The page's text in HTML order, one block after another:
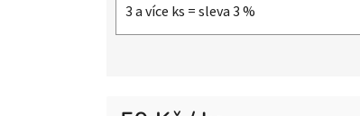
3 a více ks = sleva 3 %